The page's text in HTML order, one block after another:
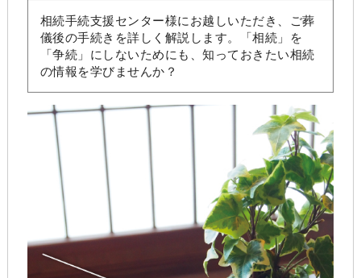
相続手続支援センター様にお越しいただき、ご葬
儀後の手続きを詳しく解説します。「相続」を
「争続」にしないためにも、知っておきたい相続
の情報を学びませんか？